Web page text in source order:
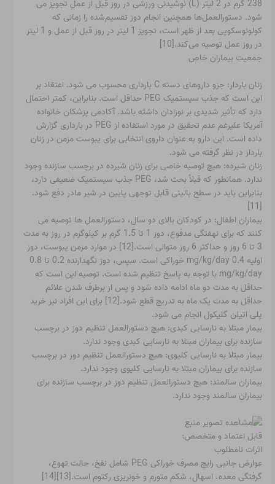
238 گرم در 2 لیتر (L) نوشیدنی ورزشی در روز قبل از عمل تجویز می
شود. دستورالعمل‌ها همچنین انجام دوز تقسیم‌شده را زمانی که
کولونوسکوپی بعد از ظهر است، تجویز 1 لیتر در روز قبل از عمل و 1 لیتر
در روز عمل توصیه می‌کند.[10]
جمعیت بیماران خاص
زنان باردار: جزو داروهای دسته C بارداری محسوب می شود. اعتقاد بر
این است که جذب سیستمیک PEG حداقل است. بنابراین، کمتر احتمال
دارد که تأثیر شدیدی بر نوزادان داشته باشد. آکادمی پزشکان خانواده
آمریکا علیرغم عدم تحقیق در مورد استفاده از PEG در بارداری گزارش
داده است. این دارو به عنوان داروی انتخابی برای یبوست مزمن در زنان
باردار در نظر گرفته می شود.
زنان شیرده: هیچ توصیه خاصی برای زنان شیرده در برچسب سازنده وجود
ندارد. همانطور که قبلاً بحث شد، PEG جذب سیستمیک ضعیفی دارد،
بنابراین باید در سطح بالینی قابل توجهی پایین در شیر مادر دفع شود.
[11]
بیماران اطفال: در کودکان بالای دو سال، دستورالعمل ها توصیه می
کنند که برای نهفتگی مدفوع، دوز 1 تا 1.5 گرم بر کیلوگرم در روز به مدت
3 تا 6 روز و حداکثر 6 روز متوالی است.[12] در موارد مزمن یبوست، دوز
اولیه 0.4 mg/kg/day خوراکی است. سپس، دوز نگهدارنده 0.2 تا 0.8
mg/kg/day با توجه به پاسخ تنظیم شده است. توصیه این است که
حداقل به مدت دو ماه ادامه داده شود و پس از برطرف شدن علائم
حداقل به مدت یک ماه به تدریج قطع شود.[12] برای این افراد نیز خرید
پلی اتیلن گلیکول انجام می شود.
بیمار مبتلا به نارسایی کبدی: هیچ دستورالعمل تنظیم دوز در برچسب
سازنده برای بیماران مبتلا به نارسایی کبدی وجود ندارد.
بیمار مبتلا به نارسایی کلیوی: هیچ دستورالعمل تنظیم دوز در برچسب
سازنده برای بیماران مبتلا به نارسایی کلیوی وجود ندارد.
بیماران سالمند: هیچ دستورالعمل تنظیم دوز در برچسب سازنده برای
بیماران سالمند وجود ندارد.
قابل اعتماد و متخصص:
اثرات نامطلوب
عوارض جانبی رایج مصرف خوراکی PEG شامل نفخ، حالت تهوع،
گرفتگی معده، اسهال، شکم متورم و خونریزی رکتوم است.[13][14]